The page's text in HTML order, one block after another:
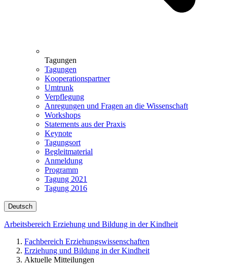
Tagungen
Tagungen
Kooperationspartner
Umtrunk
Verpflegung
Anregungen und Fragen an die Wissenschaft
Workshops
Statements aus der Praxis
Keynote
Tagungsort
Begleitmaterial
Anmeldung
Programm
Tagung 2021
Tagung 2016
Deutsch
Arbeitsbereich Erziehung und Bildung in der Kindheit
Fachbereich Erziehungswissenschaften
Erziehung und Bildung in der Kindheit
Aktuelle Mitteilungen